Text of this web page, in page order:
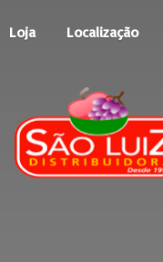
Loja Localização